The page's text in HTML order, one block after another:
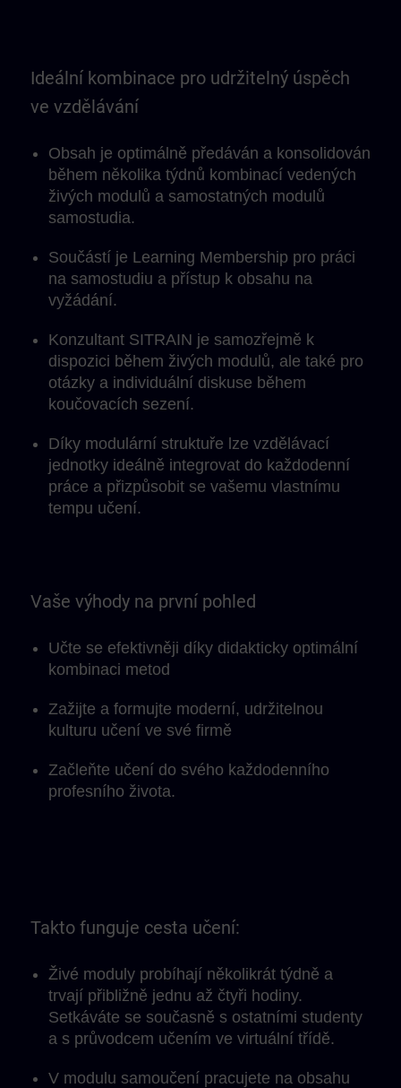
Ideální kombinace pro udržitelný úspěch
ve vzdělávání
Obsah je optimálně předáván a konsolidován
během několika týdnů kombinací vedených
živých modulů a samostatných modulů
samostudia.
Součástí je Learning Membership pro práci
na samostudiu a přístup k obsahu na
vyžádání.
Konzultant SITRAIN je samozřejmě k
dispozici během živých modulů, ale také pro
otázky a individuální diskuse během
koučovacích sezení.
Díky modulární struktuře lze vzdělávací
jednotky ideálně integrovat do každodenní
práce a přizpůsobit se vašemu vlastnímu
tempu učení.
Vaše výhody na první pohled
Učte se efektivněji díky didakticky optimální
kombinaci metod
Zažijte a formujte moderní, udržitelnou
kulturu učení ve své firmě
Začleňte učení do svého každodenního
profesního života.
Takto funguje cesta učení:
Živé moduly probíhají několikrát týdně a
trvají přibližně jednu až čtyři hodiny.
Setkáváte se současně s ostatními studenty
a s průvodcem učením ve virtuální třídě.
V modulu samoučení pracujete na obsahu